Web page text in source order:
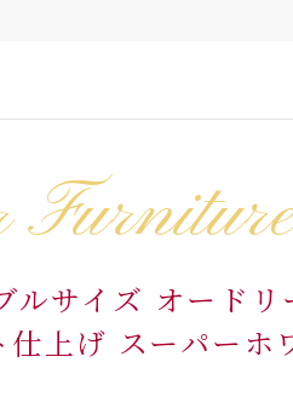
ルサイズ オード
上げ スーパーホ